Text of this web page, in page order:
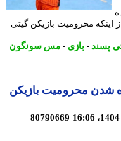
محرومیت بازیکن گیتی
-بازی - مس سونگون
محرومیت بازیکن
80790669